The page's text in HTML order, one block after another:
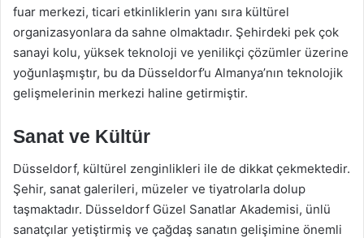
fuar merkezi, ticari etkinliklerin yanı sıra kültürel
organizasyonlara da sahne olmaktadır. Şehirdeki pek çok
sanayi kolu, yüksek teknoloji ve yenilikçi çözümler üzerine
yoğunlaşmıştır, bu da Düsseldorf’u Almanya’nın teknolojik
gelişmelerinin merkezi haline getirmiştir.
Sanat ve Kültür
Düsseldorf, kültürel zenginlikleri ile de dikkat çekmektedir.
Şehir, sanat galerileri, müzeler ve tiyatrolarla dolup
taşmaktadır. Düsseldorf Güzel Sanatlar Akademisi, ünlü
sanatçılar yetiştirmiş ve çağdaş sanatın gelişimine önemli